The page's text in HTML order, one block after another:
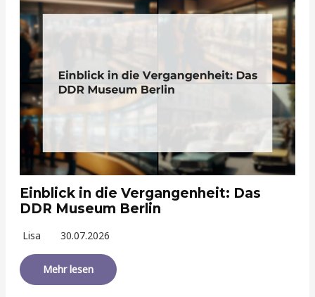
Einblick in die Vergangenheit: Das
DDR Museum Berlin
Lisa 30.07.2026
Mehr lesen